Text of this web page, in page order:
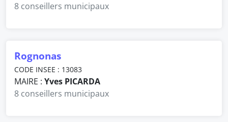
8 conseillers municipaux
Rognonas
CODE INSEE : 13083
MAIRE : Yves PICARDA
8 conseillers municipaux